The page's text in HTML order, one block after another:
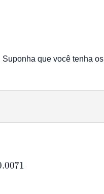
que você tenha os